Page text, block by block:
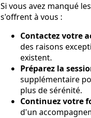
Si vous avez manqué
s'offrent à vous :
Contactez votre
des raisons
existent.
Préparez la
supplémentaire
plus de sérénité.
Continuez votre
d'un